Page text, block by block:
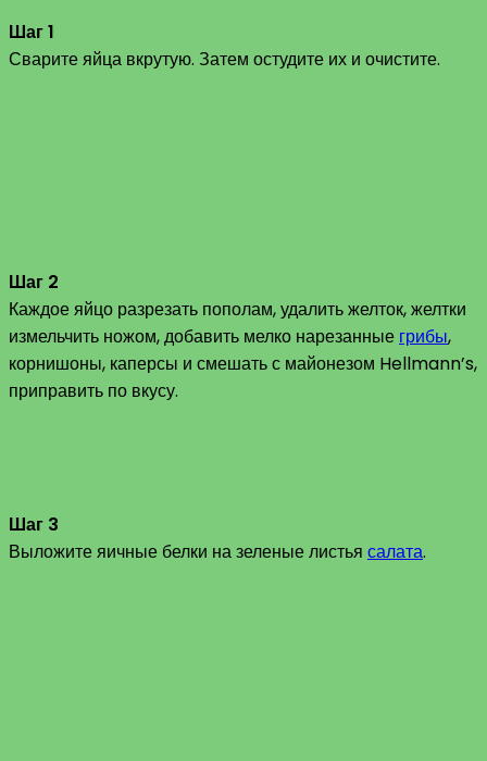
Шаг 1
Сварите яйца вкрутую. Затем остудите их и очистите.
Шаг 2
Каждое яйцо разрезать пополам, удалить желток, желтки
измельчить ножом, добавить мелко нарезанные грибы,
корнишоны, каперсы и смешать с майонезом Hellmann’s,
приправить по вкусу.
Шаг 3
Выложите яичные белки на зеленые листья салата.